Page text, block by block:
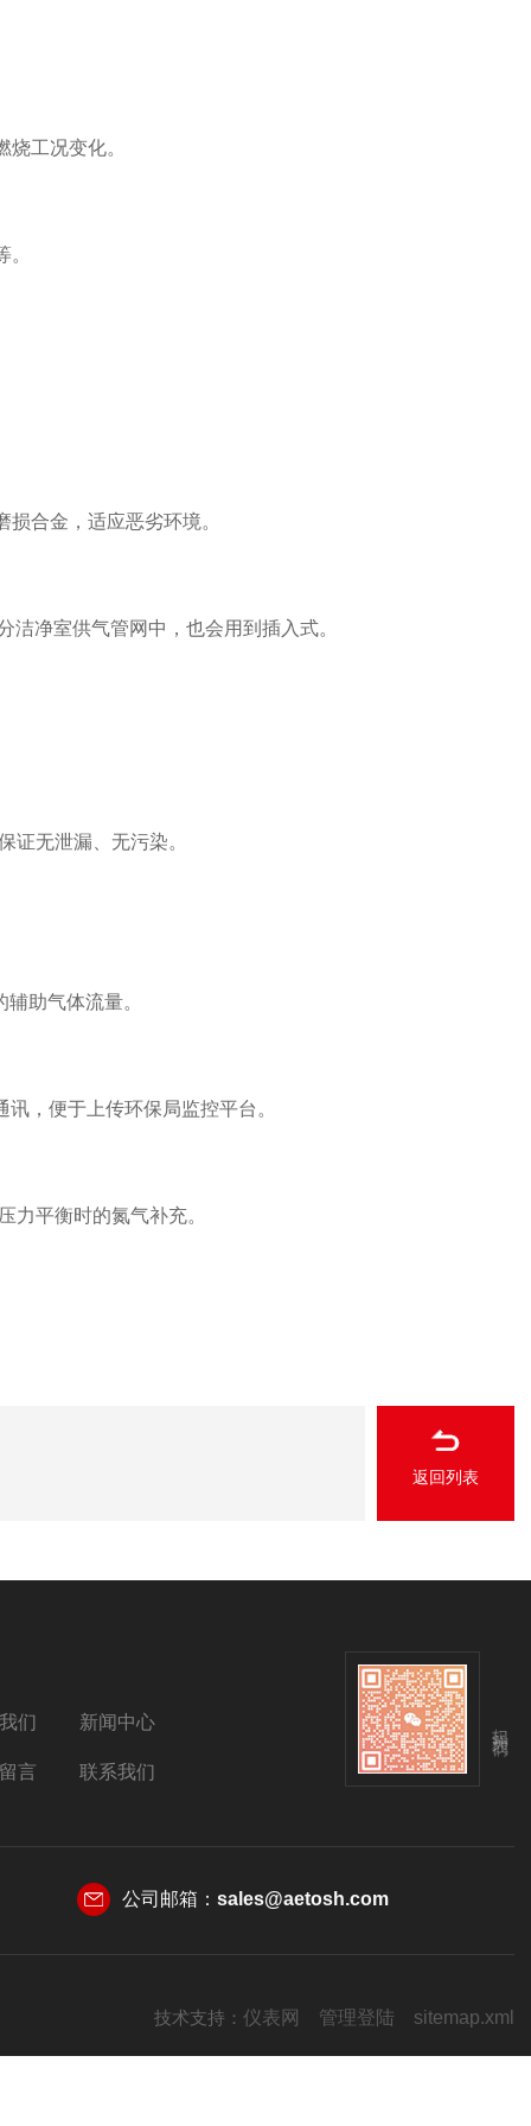
工况变化。
合金，适应恶劣环境。
净室供气管网中，也会用到插入式。
无泄漏、无污染。
助气体流量。
，便于上传环保局监控平台。
平衡时的氮气补充。
返回列表
们 新闻中心
言 联系我们
公司邮箱： sales@aetosh.com
技术支持： 仪表网 管理登陆 sitemap.xml